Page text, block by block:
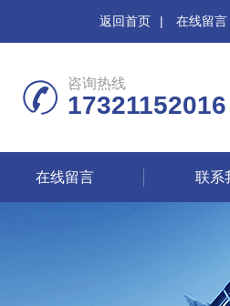
返回首页 | 在线留言
咨询热线
17321152016
在线留言 联系